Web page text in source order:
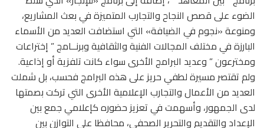
الضوء على قصص النجاح والتجارب المتميزة في بعث المشاريع،
ومنوعة «نجوم في الضيافة» التي استضافت العديد من الأسماء
البارزة في مختلف المجالات الفنية والثقافية وبرنــامج ” إختراعات
ومخترعون ” وعديد البرامج الأخرى سواء كانت تلفزية أو إذاعية.
ولم تقتصر مسيرة لطفي حريز على هذه البرامج فحسب، بل شملت
العديد من الأعمال والتجارب الإعلامية الأخرى التي تركت بصمتها
لدى الجمهور، وأسهمت في تعزيز حضوره كإعلامي جمع بين
الإعداد والتقديم والتحرير الصحفي، محافظا على التوازن بين